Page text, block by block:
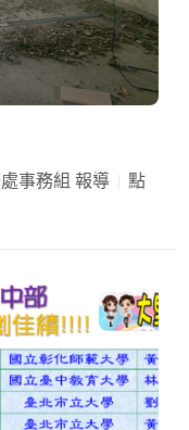
事務組 報導
點